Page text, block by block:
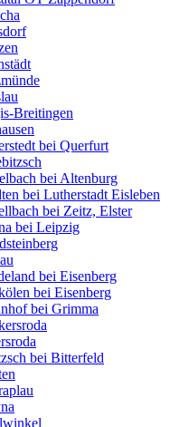
Breitingen
bei Querfurt
bei Altenburg
bei Lutherstadt Eisleben
bei Zeitz, Elster
bei Leipzig
bei Eisenberg
bei Eisenberg
bei Grimma
bei Bitterfeld